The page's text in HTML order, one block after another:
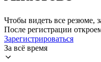
Чтобы видеть все резюме,
После регистрации
Зарегистрироваться
За всё время